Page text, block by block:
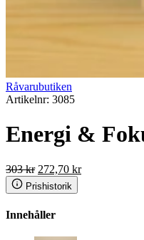
Råvarubutiken
Artikelnr: 3085
Energi &
303kr Det
ursprungliga
priset
303 kr.
272,70 krDet
Prishistorik
Innehåller